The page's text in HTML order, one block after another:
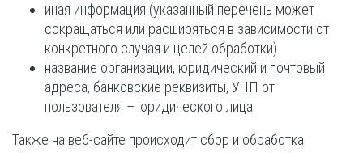
иная информация (указанный перечень может
сокращаться или расширяться в зависимости от
конкретного случая и целей обработки).
название организации, юридический и почтовый
адреса, банковские реквизиты, УНП от
пользователя – юридического лица.
Также на веб-сайте происходит сбор и обработка